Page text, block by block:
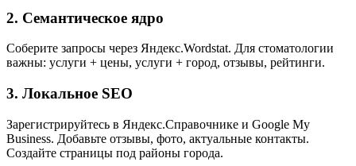
2. Семантическое ядро
Соберите запросы через Яндекс.Wordstat. Для стоматологии
важны: услуги + цены, услуги + город, отзывы, рейтинги.
3. Локальное SEO
Зарегистрируйтесь в Яндекс.Справочнике и Google My
Business. Добавьте отзывы, фото, актуальные контакты.
Создайте страницы под районы города.